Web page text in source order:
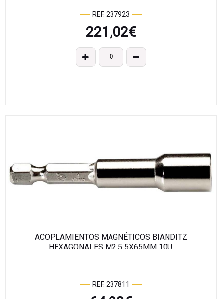
REF. 237923
221,02€
ACOPLAMIENTOS MAGNÉTICOS BIANDITZ
HEXAGONALES M2.5 5X65MM 10U.
REF. 237811